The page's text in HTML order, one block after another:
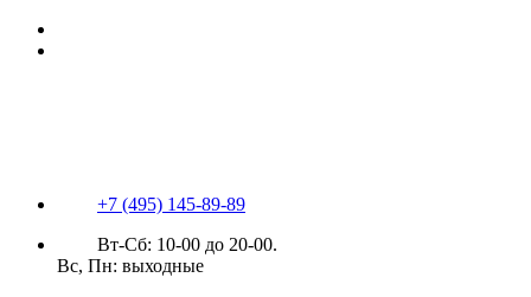
+7 (495) 145-89-89
Вт-Сб: 10-00 до 20-00.
Вс, Пн: выходные